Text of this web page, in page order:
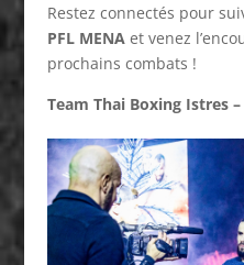
Restez connectés pour
PFL MENAet venez
prochains combats !
Team Thai Boxing Istres